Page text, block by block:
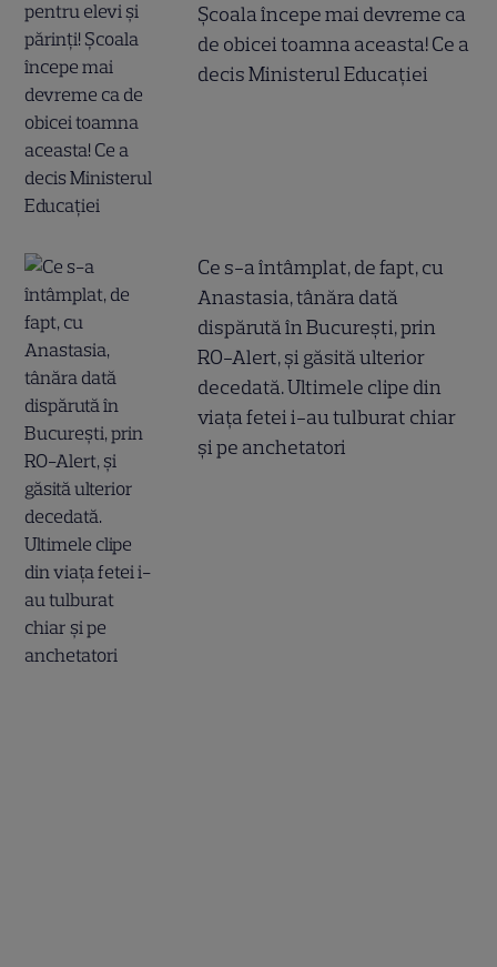
Școala începe mai devreme ca
de obicei toamna aceasta! Ce a
decis Ministerul Educației
Ce s-a întâmplat, de fapt, cu
Anastasia, tânăra dată
dispărută în București, prin
RO-Alert, și găsită ulterior
decedată. Ultimele clipe din
viața fetei i-au tulburat chiar
și pe anchetatori